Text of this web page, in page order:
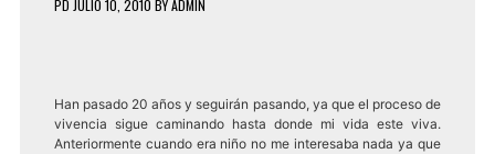
PD JULIO 10, 2010 BYADMIN
Han pasado 20 años y seguirán pasando, ya que el proceso de
vivencia sigue caminando hasta donde mi vida este viva.
Anteriormente cuando era niño no me interesaba nada ya que